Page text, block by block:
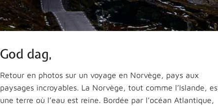
God dag,
Retour en photos sur un voyage en Norvège, pays aux
paysages incroyables. La Norvège, tout comme l’Islande,
une terre où l’eau est reine. Bordée par l’océan Atlantique,